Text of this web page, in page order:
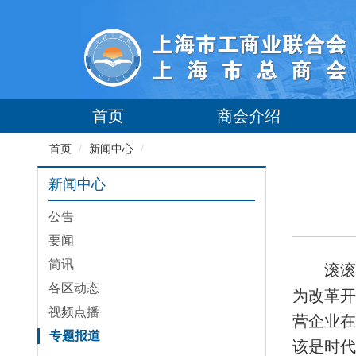
首页 商会介绍
首页 / 新闻中心 /
新闻中心
公告
要闻
简讯
各区动态
视频点播
专题报道
滚
为改革
营企业
该是时